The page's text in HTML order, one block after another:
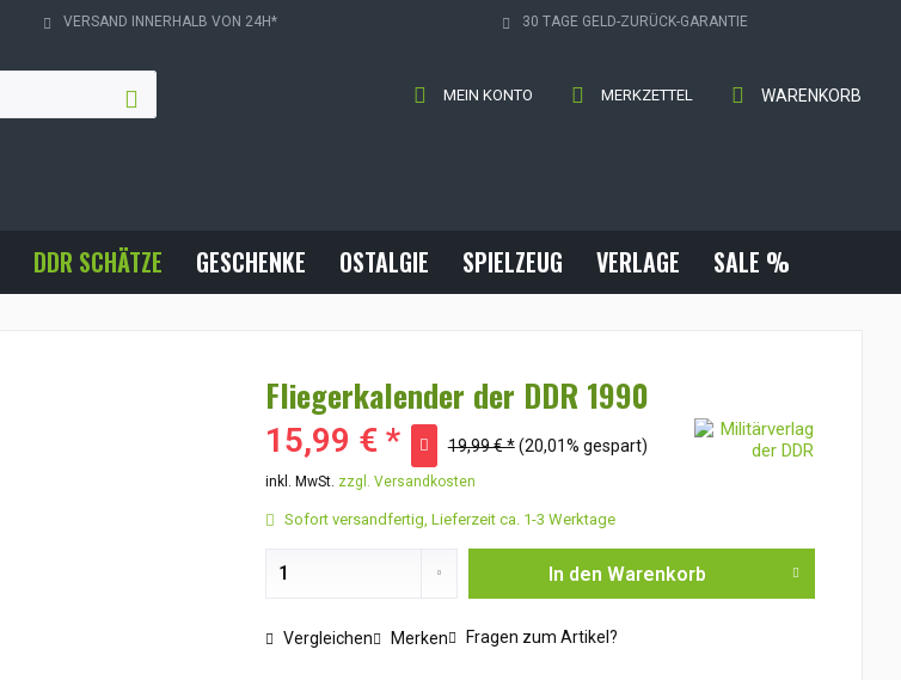
VERSAND INNERHALB VON 24H* 30 TAGE GELD-ZURÜCK-GARANTIE
WARENKORB
MERKZETTEL
MEIN KONTO
DDR SCHÄTZE GESCHENKE OSTALGIE SPIELZEUG VERLAGE SALE %
Fliegerkalender der DDR 1990
15,99 € * 19,99 € * (20,01% gespart)
inkl. MwSt. zzgl. Versandkosten
Sofort versandfertig, Lieferzeit ca. 1-3 Werktage
In den Warenkorb
Vergleichen Merken Fragen zum Artikel?